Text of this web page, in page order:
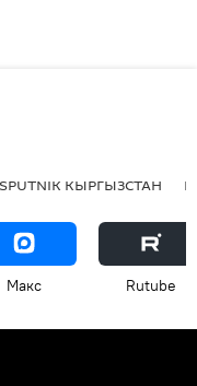
КЫРГЫЗСТАН
Макс Rutube